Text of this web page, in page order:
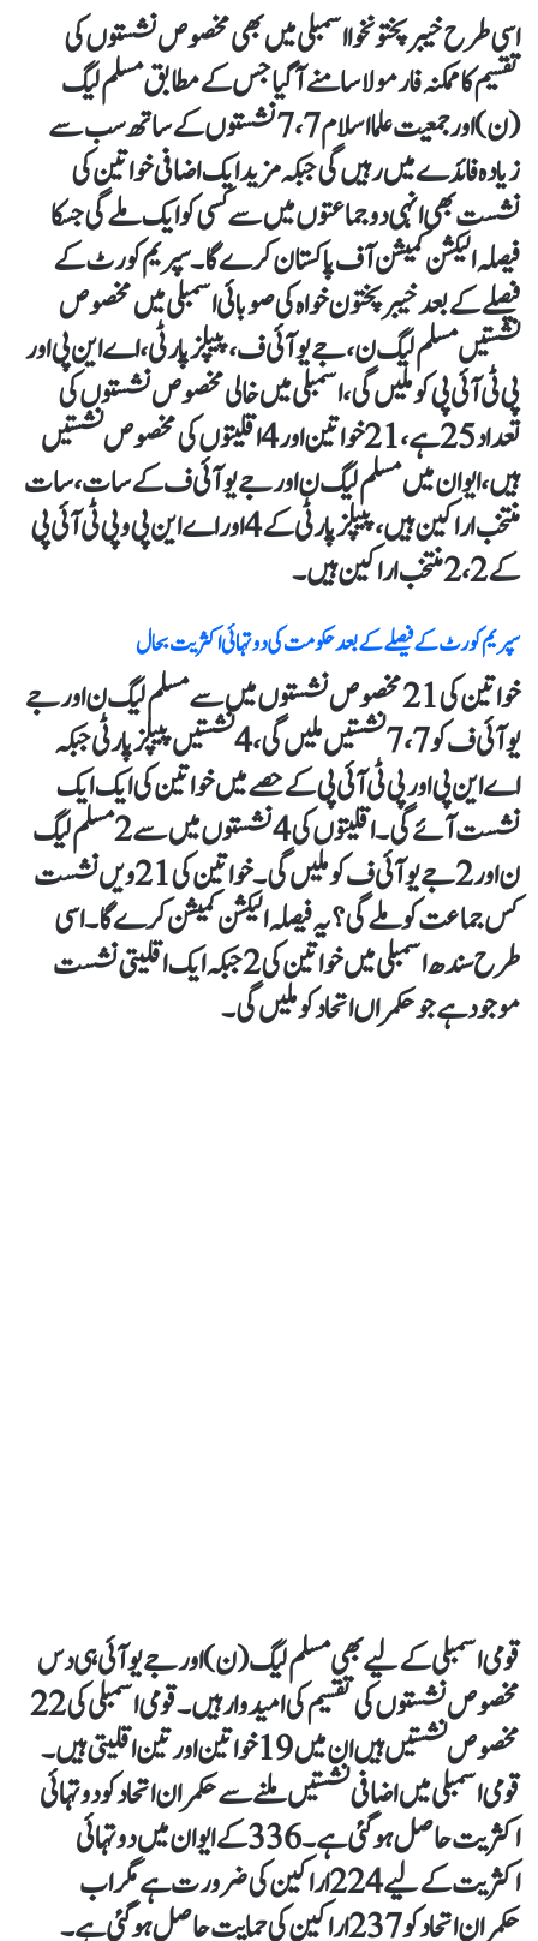
اسی طرح خیبرپختونخوا اسمبلی میں بھی مخصوص نشستوں کی
تقسیم کا ممکنہ فارمولا سامنے آگیا جس کے مطابق مسلم لیگ
(ن) اور جمعیت علما اسلام 7،7 نشستوں کے ساتھ سب سے
زیادہ فائدے میں رہیں گی جبکہ مزید ایک اضافی خواتین کی
نشست بھی انہی دو جماعتوں میں سے کسی کو ایک ملے گی جسکا
فیصلہ الیکشن کمیشن آف پاکستان کرے گا۔ سپریم کورٹ کے
فیصلے کے بعد خیبر پختون خواہ کی صوبائی اسمبلی میں مخصوص
نشستیں مسلم لیگ ن، جے یو آئی ف، پیپلز پارٹی، اے این پی اور
پی ٹی آئی پی کو ملیں گی، اسمبلی میں خالی مخصوص نشستوں کی
تعداد 25 ہے، 21 خواتین اور 4 اقلیتوں کی مخصوص نشستیں
ہیں، ایوان میں مسلم لیگ ن اور جے یو آئی ف کے سات، سات
منتخب اراکین ہیں، پیپلز پارٹی کے 4 اور اے این پی و پی ٹی آئی پی
کے 2،2 منتخب اراکین ہیں۔
سپریم کورٹ کے فیصلے کے بعد حکومت کی دو تہائی اکثریت بحال
خواتین کی 21 مخصوص نشستوں میں سے مسلم لیگ ن اور جے
یو آئی ف کو7،7 نشستیں ملیں گی، 4 نشستیں پیپلز پارٹی جبکہ
اے این پی اور پی ٹی آئی پی کے حصے میں خواتین کی ایک ایک
نشست آئے گی۔ اقلیتوں کی 4 نشستوں میں سے 2 مسلم لیگ
ن اور 2 جے یو آئی ف کو ملیں گی۔ خواتین کی 21 ویں نشست
کس جماعت کو ملے گی؟ یہ فیصلہ الیکشن کمیشن کرے گا۔ اسی
طرح سندھ اسمبلی میں خواتین کی 2 جبکہ ایک اقلیتی نشست
موجود ہے جو حکمراں اتحاد کو ملیں گی۔
قومی اسمبلی کے لیے بھی مسلم لیگ (ن) اور جے یو آئی ہی دس
مخصوص نشستوں کی تقسیم کی امیدوار ہیں۔ قومی اسمبلی کی 22
مخصوص نشستیں ہیں ان میں 19 خواتین اور تین اقلیتی ہیں۔
قومی اسمبلی میں اضافی نشستیں ملنے سے حکمران اتحاد کو دو تہائی
اکثریت حاصل ہوگئی ہے۔ 336 کے ایوان میں دو تہائی
اکثریت کے لیے 224اراکین کی ضرورت ہے مگر اب
حکمران اتحاد کو 237 اراکین کی حمایت حاصل ہوگئی ہے۔